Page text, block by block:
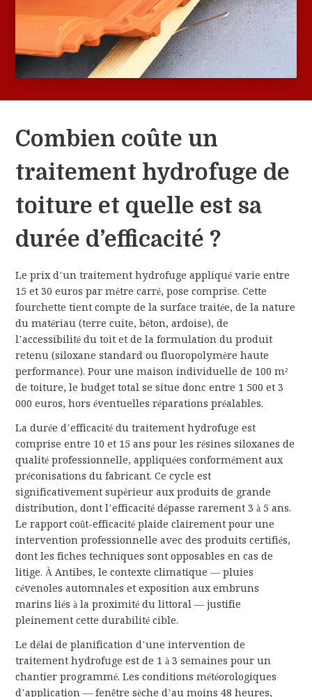
Combien coûte un
traitement hydrofuge de
toiture et quelle est sa
durée d’efficacité ?
Le prix d’un traitement hydrofuge appliqué varie entre
15 et 30 euros par mètre carré, pose comprise. Cette
fourchette tient compte de la surface traitée, de la nature
du matériau (terre cuite, béton, ardoise), de
l’accessibilité du toit et de la formulation du produit
retenu (siloxane standard ou fluoropolymère haute
performance). Pour une maison individuelle de 100 m²
de toiture, le budget total se situe donc entre 1 500 et 3
000 euros, hors éventuelles réparations préalables.
La durée d’efficacité du traitement hydrofuge est
comprise entre 10 et 15 ans pour les résines siloxanes de
qualité professionnelle, appliquées conformément aux
préconisations du fabricant. Ce cycle est
significativement supérieur aux produits de grande
distribution, dont l’efficacité dépasse rarement 3 à 5 ans.
Le rapport coût-efficacité plaide clairement pour une
intervention professionnelle avec des produits certifiés,
dont les fiches techniques sont opposables en cas de
litige. À Antibes, le contexte climatique — pluies
cévenoles automnales et exposition aux embruns
marins liés à la proximité du littoral — justifie
pleinement cette durabilité cible.
Le délai de planification d’une intervention de
traitement hydrofuge est de 1 à 3 semaines pour un
chantier programmé. Les conditions météorologiques
d’application — fenêtre sèche d’au moins 48 heures,